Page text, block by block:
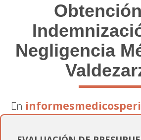
Negligencia
En
no solo proveemos un